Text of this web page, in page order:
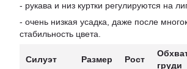
- рукава и низ куртки регулируются на
- очень низкая усадка, даже после
стабильность цвета.
Силуэт Размер Рост
груди